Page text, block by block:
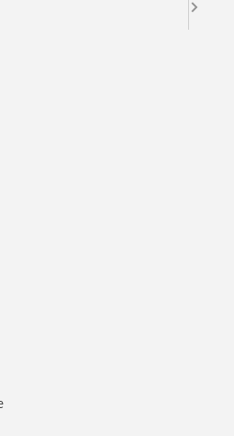
Versorgungskonzepten
Energiebilanz ohne Stromgutschrift.